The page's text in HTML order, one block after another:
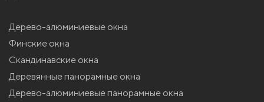
Дерево-алюминиевые окна
Финские окна
Скандинавские окна
Деревянные панорамные окна
Дерево-алюминиевые панорамные окна